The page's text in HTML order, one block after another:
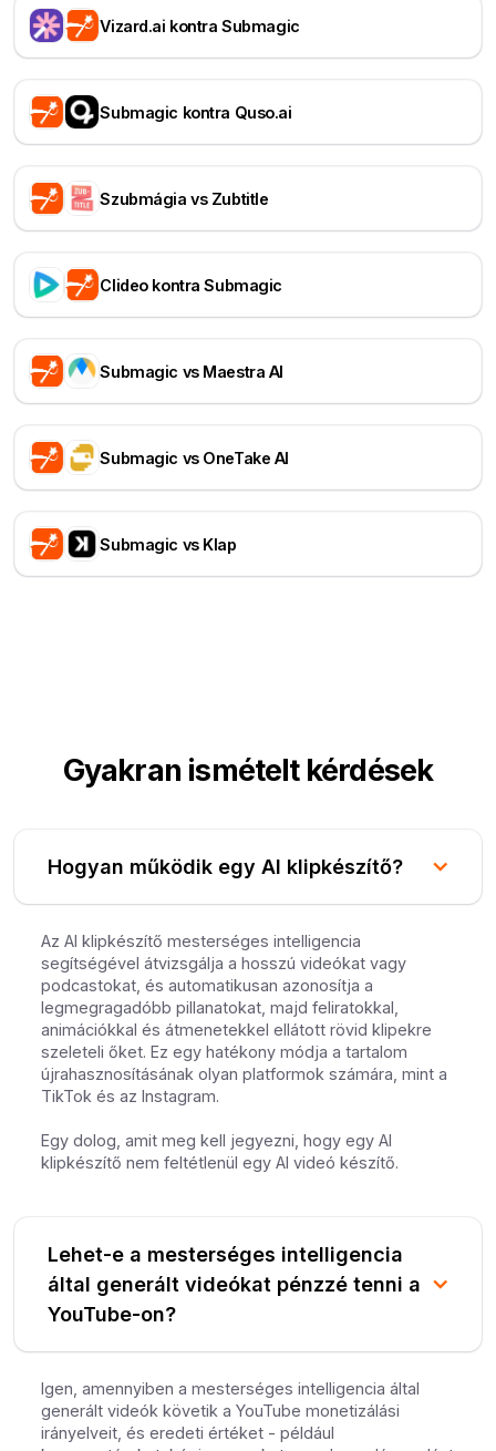
Vizard.ai kontra Submagic
Submagic kontra Quso.ai
Szubmágia vs Zubtitle
Clideo kontra Submagic
Submagic vs Maestra AI
Submagic vs OneTake AI
Submagic vs Klap
Gyakran ismételt kérdések
Hogyan működik egy AI klipkészítő?
Az AI klipkészítő mesterséges intelligencia
segítségével átvizsgálja a hosszú videókat vagy
podcastokat, és automatikusan azonosítja a
legmegragadóbb pillanatokat, majd feliratokkal,
animációkkal és átmenetekkel ellátott rövid klipekre
szeleteli őket. Ez egy hatékony módja a tartalom
újrahasznosításának olyan platformok számára, mint a
TikTok és az Instagram.
Egy dolog, amit meg kell jegyezni, hogy egy AI
klipkészítő nem feltétlenül egy AI videó készítő.
Lehet-e a mesterséges intelligencia
által generált videókat pénzzé tenni a
YouTube-on?
Igen, amennyiben a mesterséges intelligencia által
generált videók követik a YouTube monetizálási
irányelveit, és eredeti értéket - például